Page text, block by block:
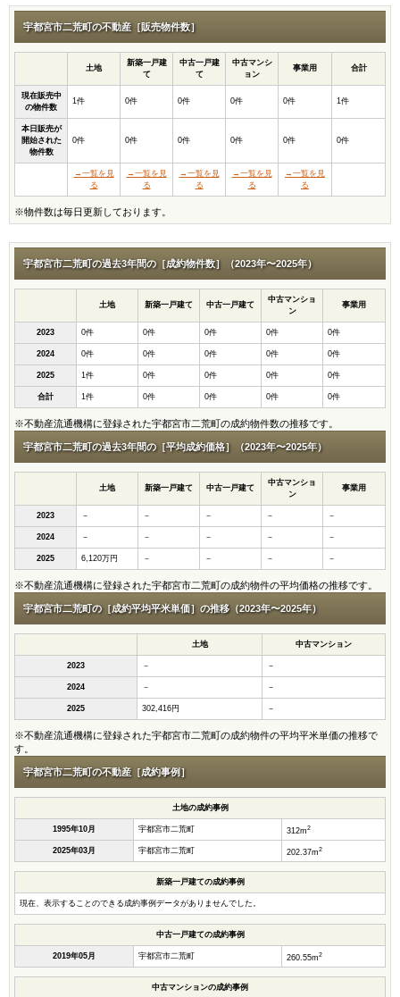
宇都宮市二荒町の不動産［販売物件数］
土地
新築一戸建
て
中古一戸建
て
中古マンシ
ョン
事業用 合計
現在販売中
の物件数
1件 0件 0件 0件 0件 1件
本日販売が
開始された
物件数
0件 0件 0件 0件 0件 0件
→一覧を見
る
→一覧を見
る
→一覧を見
る
→一覧を見
る
→一覧を見
る
※物件数は毎日更新しております。
宇都宮市二荒町の過去3年間の［成約物件数］（2023年〜2025年）
土地 新築一戸建て 中古一戸建て
中古マンショ
ン
事業用
2023 0件 0件 0件 0件 0件
2024 0件 0件 0件 0件 0件
2025 1件 0件 0件 0件 0件
合計 1件 0件 0件 0件 0件
※不動産流通機構に登録された宇都宮市二荒町の成約物件数の推移です。
宇都宮市二荒町の過去3年間の［平均成約価格］（2023年〜2025年）
土地 新築一戸建て 中古一戸建て
中古マンショ
ン
事業用
2023 － － － － －
2024 － － － － －
2025 6,120万円 － － － －
※不動産流通機構に登録された宇都宮市二荒町の成約物件の平均価格の推移です。
宇都宮市二荒町の［成約平均平米単価］の推移（2023年〜2025年）
土地 中古マンション
2023 － －
2024 － －
2025 302,416円 －
※不動産流通機構に登録された宇都宮市二荒町の成約物件の平均平米単価の推移で
す。
宇都宮市二荒町の不動産［成約事例］
土地の成約事例
1995年10月 宇都宮市二荒町 312m2
2025年03月 宇都宮市二荒町 202.37m2
新築一戸建ての成約事例
現在、表示することのできる成約事例データがありませんでした。
中古一戸建ての成約事例
2019年05月 宇都宮市二荒町 260.55m2
中古マンションの成約事例